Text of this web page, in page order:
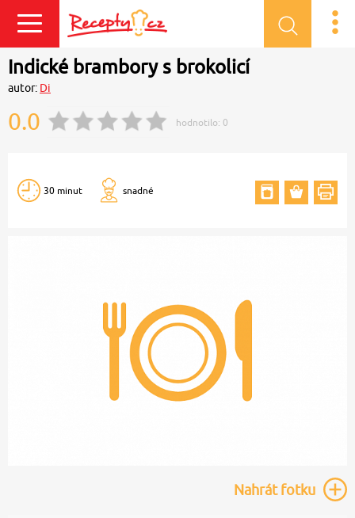
Přihlásit se
Indické brambory s brokolicí
autor: Di
0.0 hodnotilo: 0
30 minut snadné
Nahrátfotku